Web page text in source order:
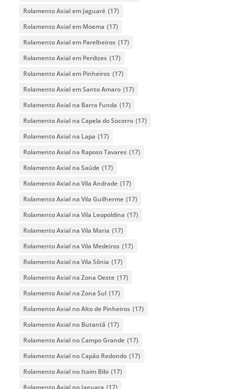
Rolamento Axial em Jaguaré (17)
Rolamento Axial em Moema (17)
Rolamento Axial em Parelheiros (17)
Rolamento Axial em Perdizes (17)
Rolamento Axial em Pinheiros (17)
Rolamento Axial em Santo Amaro (17)
Rolamento Axial na Barra Funda (17)
Rolamento Axial na Capela do Socorro (17)
Rolamento Axial na Lapa (17)
Rolamento Axial na Raposo Tavares (17)
Rolamento Axial na Saúde (17)
Rolamento Axial na Vila Andrade (17)
Rolamento Axial na Vila Guilherme (17)
Rolamento Axial na Vila Leopoldina (17)
Rolamento Axial na Vila Maria (17)
Rolamento Axial na Vila Medeiros (17)
Rolamento Axial na Vila Sônia (17)
Rolamento Axial na Zona Oeste (17)
Rolamento Axial na Zona Sul (17)
Rolamento Axial no Alto de Pinheiros (17)
Rolamento Axial no Butantã (17)
Rolamento Axial no Campo Grande (17)
Rolamento Axial no Capão Redondo (17)
Rolamento Axial no Itaim Bibi (17)
Rolamento Axial no Jaguara (17)